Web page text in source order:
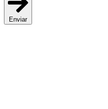
Enviar